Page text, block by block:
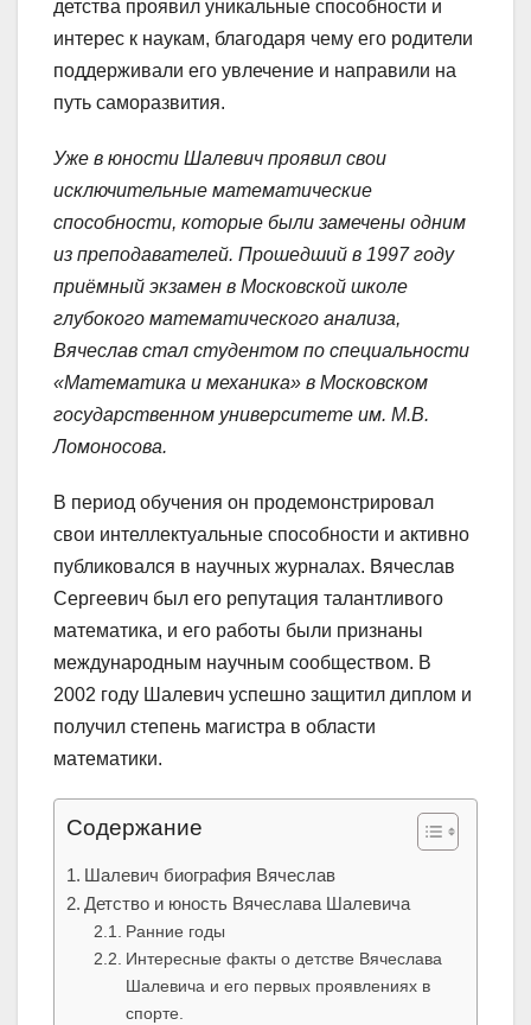
детства проявил уникальные способности и
интерес к наукам, благодаря чему его родители
поддерживали его увлечение и направили на
путь саморазвития.
Уже в юности Шалевич проявил свои
исключительные математические
способности, которые были замечены одним
из преподавателей. Прошедший в 1997 году
приёмный экзамен в Московской школе
глубокого математического анализа,
Вячеслав стал студентом по специальности
«Математика и механика» в Московском
государственном университете им. М.В.
Ломоносова.
В период обучения он продемонстрировал
свои интеллектуальные способности и активно
публиковался в научных журналах. Вячеслав
Сергеевич был его репутация талантливого
математика, и его работы были признаны
международным научным сообществом. В
2002 году Шалевич успешно защитил диплом и
получил степень магистра в области
математики.
Содержание
Шалевич биография Вячеслав
Детство и юность Вячеслава Шалевича
Ранние годы
Интересные факты о детстве Вячеслава
Шалевича и его первых проявлениях в
спорте.